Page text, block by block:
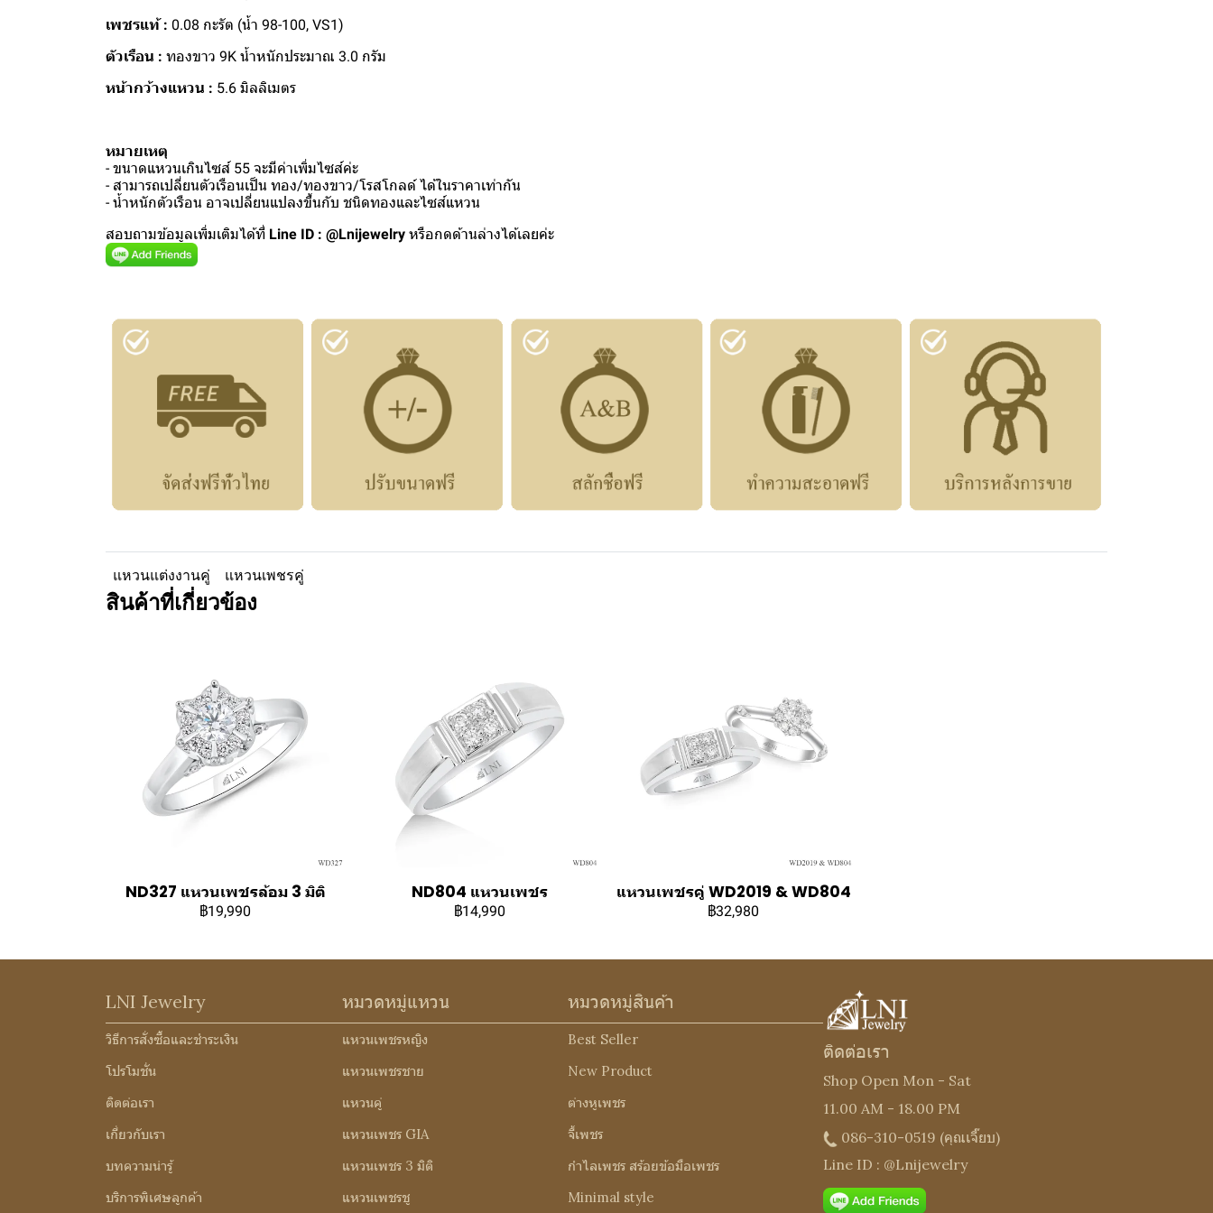
เพชรแท้ : 0.08 กะรัต (น้ำ 98-100, VS1)
ตัวเรือน : ทองขาว 9K น้ำหนักประมาณ 3.0 กรัม
หน้ากว้างแหวน : 5.6 มิลลิเมตร
หมายเหตุ
- ขนาดแหวนเกินไซส์ 55 จะมีค่าเพิ่มไซส์ค่ะ
- สามารถเปลี่ยนตัวเรือนเป็น ทอง/ทองขาว/โรสโกลด์ ได้ในราคาเท่ากัน
- น้ำหนักตัวเรือน อาจเปลี่ยนแปลงขึ้นกับ ชนิดทองและไซส์แหวน
สอบถามข้อมูลเพิ่มเติมได้ที่ Line ID : @Lnijewelry หรือกดด้านล่างได้เลยค่ะ
แหวนแต่งงานคู่ แหวนเพชรคู่
สินค้าที่เกี่ยวข้อง
ND327 แหวนเพชรล้อม 3 มิติ
฿19,990
ND804 แหวนเพชร
฿14,990
แหวนเพชรคู่ WD2019 & WD804
฿32,980
LNI Jewelry
วิธีการสั่งซื้อและชำระเงิน
โปรโมชั่น
ติดต่อเรา
เกี่ยวกับเรา
บทความน่ารู้
บริการพิเศษลูกค้า
หมวดหมู่แหวน
แหวนเพชรหญิง
แหวนเพชรชาย
แหวนคู่
แหวนเพชร GIA
แหวนเพชร 3 มิติ
แหวนเพชรชู
หมวดหมู่สินค้า
Best Seller
New Product
ต่างหูเพชร
จี้เพชร
กำไลเพชร สร้อยข้อมือเพชร
Minimal style
ติดต่อเรา
Shop Open Mon - Sat
11.00 AM - 18.00 PM
086-310-0519 (คุณเจี๊ยบ)
Line ID : @Lnijewelry